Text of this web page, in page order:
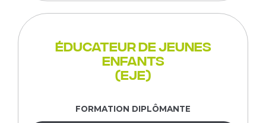
Éducateur de jeunes
enfants
(EJE)
FORMATION DIPLÔMANTE